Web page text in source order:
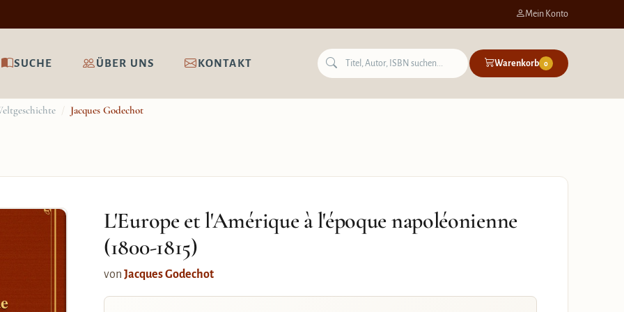
Mein Konto
SUCHE ÜBER UNS KONTAKT Warenkorb 0
/ Jacques Godechot
L'Europe et l'Amérique à l'époque napoléonienne
(1800-1815)
von Jacques Godechot